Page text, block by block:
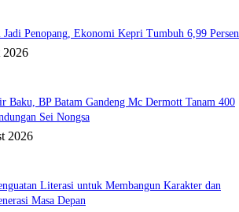
Penopang, Ekonomi Kepri Tumbuh 6,99 Persen
2026
Baku, BP Batam Gandeng Mc Dermott Tanam 400
Sei Nongsa
2026
Literasi untuk Membangun Karakter dan
Masa Depan